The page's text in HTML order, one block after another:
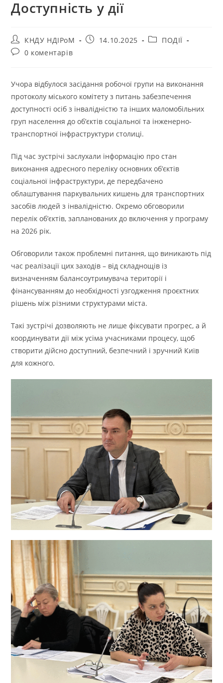
Доступність у дії
КНДУ НДІРоМ 14.10.2025
ПОДІЇ
0 коментарів
Учора відбулося засідання робочої групи на виконання
протоколу міського комітету з питань забезпечення
доступності осіб з інвалідністю та інших маломобільних
груп населення до об’єктів соціальної та інженерно-
транспортної інфраструктури столиці.
Під час зустрічі заслухали інформацію про стан
виконання адресного переліку основних об’єктів
соціальної інфраструктури, де передбачено
облаштування паркувальних кишень для транспортних
засобів людей з інвалідністю. Окремо обговорили
перелік об’єктів, запланованих до включення у програму
на 2026 рік.
Обговорили також проблемні питання, що виникають під
час реалізації цих заходів – від складнощів із
визначенням балансоутримувача території і
фінансуванням до необхідності узгодження проєктних
рішень між різними структурами міста.
Такі зустрічі дозволяють не лише фіксувати прогрес, а й
координувати дії між усіма учасниками процесу, щоб
створити дійсно доступний, безпечний і зручний Київ
для кожного.